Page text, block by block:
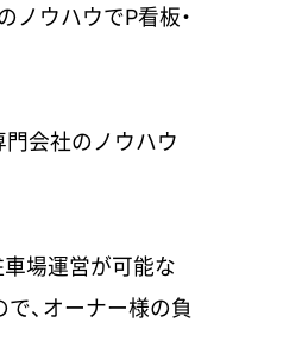
ウハウでP看板・
門会社のノウハウ
場運営が可能な
、オーナー様の負